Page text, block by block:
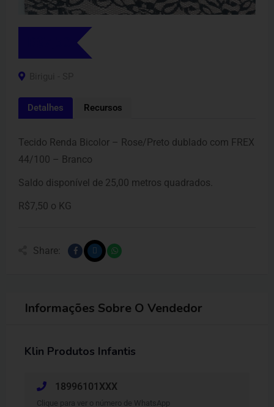
Detalhes Recursos
Tecido Renda Bicolor – Rose/Preto dublado com FREX
44/100 – Branco
Saldo disponível de 25,00 metros quadrados.
R$7,50 o KG
Share:
Informações Sobre O Vendedor
Klin Produtos Infantis
18996101XXX
Clique para ver o número de WhatsApp